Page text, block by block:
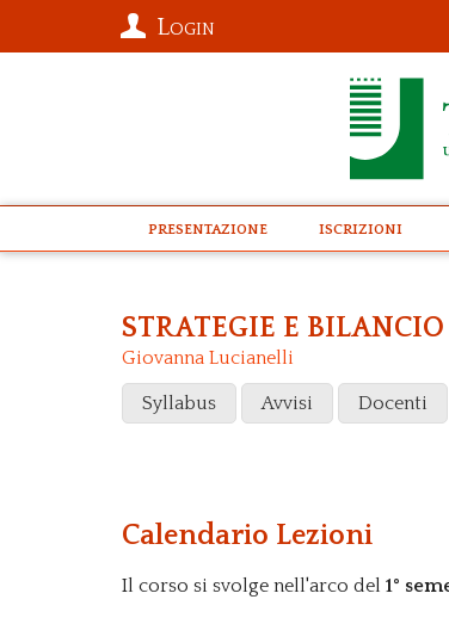
Login
presentazione Iscrizioni
STRATEGIE E
Giovanna Lucianelli
Syllabus Avvisi Docenti
Calendario Lezioni
Il corso si svolge nell'arco del 1°